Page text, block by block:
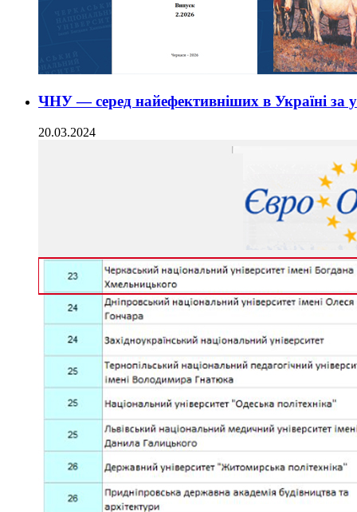
ЧНУ — серед найефективніших в Україні за
20.03.2024